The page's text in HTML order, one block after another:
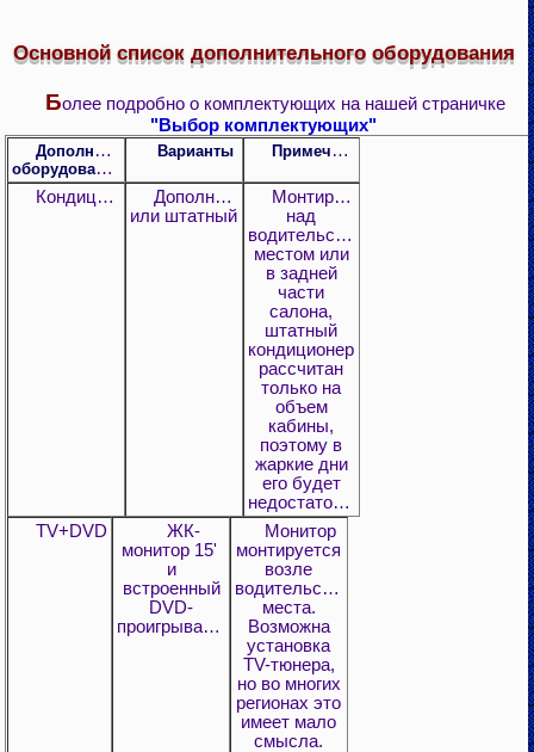
Основной список дополнительного оборудования
Более подробно о комплектующих на нашей страничке
"Выбор комплектующих"
Дополнительное
оборудование
Варианты Примечания
Кондиционер
Дополнительный
или штатный
Монтируется
над
водительским
местом или
в задней
части
салона,
штатный
кондиционер
рассчитан
только на
объем
кабины,
поэтому в
жаркие дни
его будет
недостаточно.
TV+DVD
ЖК-
монитор 15'
и
встроенный
DVD-
проигрыватель
Монитор
монтируется
возле
водительского
места.
Возможна
установка
TV-тюнера,
но во многих
регионах это
имеет мало
смысла.